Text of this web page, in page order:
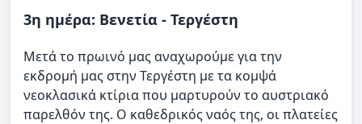
3η ημέρα: Βενετία - Τεργέστη
Μετά το πρωινό μας αναχωρούμε για την
εκδρομή μας στην Τεργέστη με τα κομψά
νεοκλασικά κτίρια που μαρτυρούν το αυστριακό
παρελθόν της. Ο καθεδρικός ναός της, οι πλατείες